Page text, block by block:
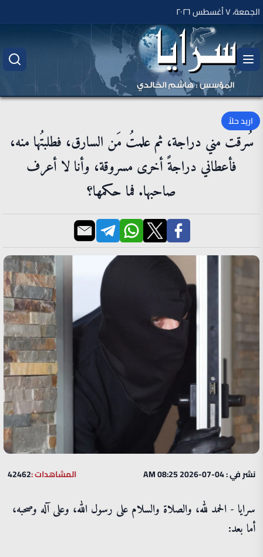
الجمعة، ٧ أغسطس ٢٠٢٦
اريد حلاً
سُرقت مني دراجة، ثم علمتُ مَن السارق، فطلبتُها منه،
فأعطاني دراجةً أخرى مسروقة، وأنا لا أعرف
صاحبها. فما حكمها؟
نشر في : 04-07-2026 08:25 AM المشاهدات :42462
سرايا - الحمد لله، والصلاة والسلام على رسول الله، وعلى آله وصحبه،
أما بعد: